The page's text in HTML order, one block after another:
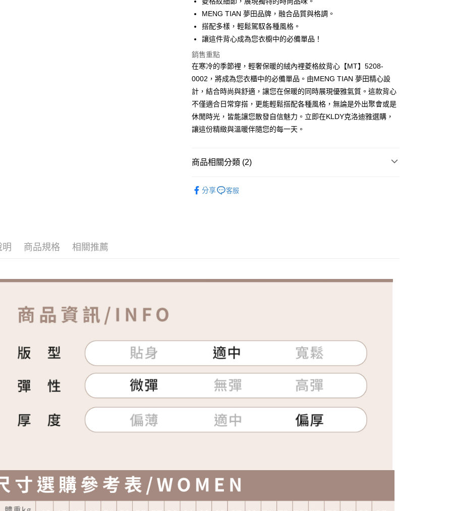
運送方式
全家取貨付款
免運費
付款後全家取貨
免運費
7-11取貨付款
免運費
付款後7-11取貨
免運費
免運費
MENG TIAN 夢田品牌，融合品質與格調。
搭配多樣，輕鬆駕馭各種風格。
讓這件背心成為您衣櫥中的必備單品！
銷售重點
在寒冷的季節裡，輕奢保暖的絨內裡菱格紋背心【MT】5208-
0002，將成為您衣櫃中的必備單品。由MENG TIAN 夢田精心設
計，結合時尚與舒適，讓您在保暖的同時展現優雅氣質。這款背心
不僅適合日常穿搭，更能輕鬆搭配各種風格，無論是外出聚會或是
休閒時光，皆能讓您散發自信魅力。立即在KLDY克洛迪雅選購，
讓這份精緻與溫暖伴隨您的每一天。
商品相關分類 (2)
分享 客服
明 商品規格 相關推薦